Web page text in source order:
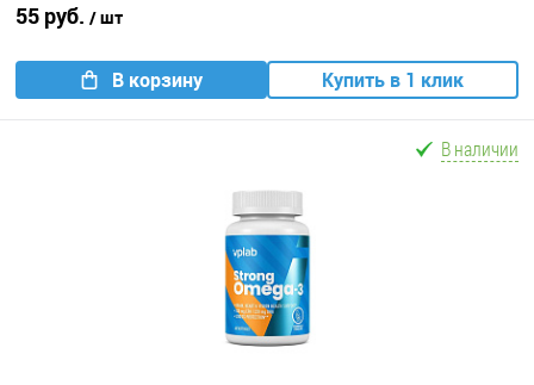
55 руб. / шт
В корзину Купить в 1 клик
В наличии